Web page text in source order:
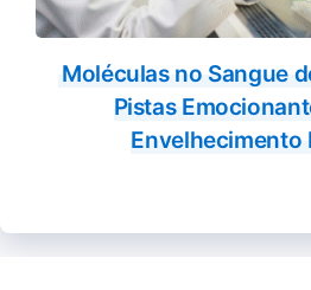
Moléculas no Sangue
Pistas
Envelhecimento